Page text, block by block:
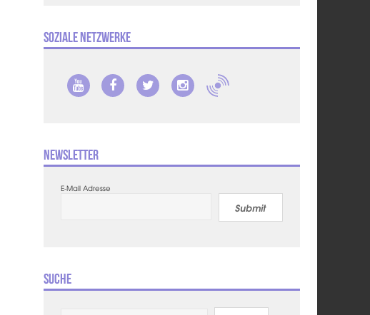
Soziale Netzwerke
Newsletter
E-Mail Adresse
Submit
Suche